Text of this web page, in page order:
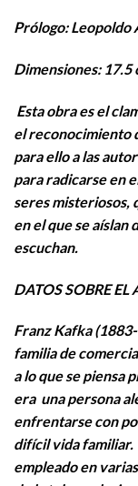
Prólogo: Leopoldo
Dimensiones: 17.5
Esta obra es el
el reconocimiento
para ello a las
para radicarse en
seres misteriosos,
en el que se aíslan
escuchan.
DATOS SOBRE EL
Franz Kafka
familia de
a lo que se piensa
era una persona
enfrentarse con
difícil vida
empleado en